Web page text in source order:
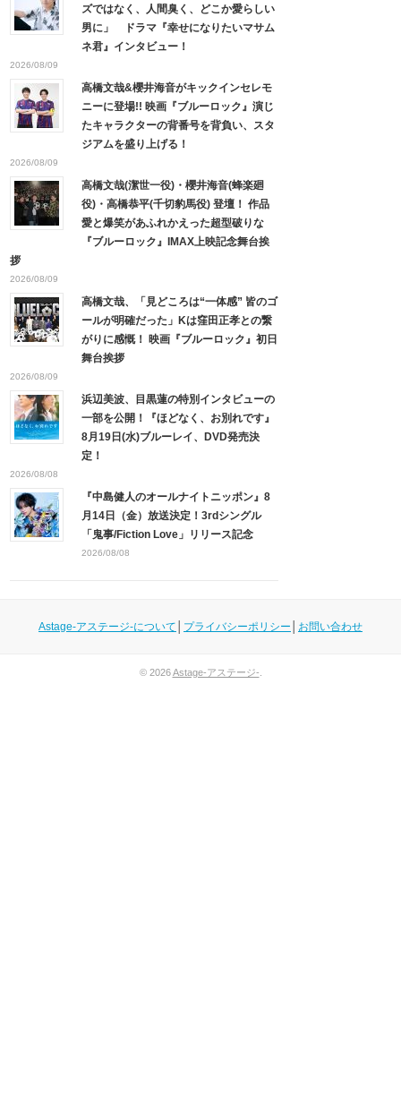
ズではなく、人間臭く、どこか愛らしい
男に」 ドラマ『幸せになりたいマサム
ネ君』インタビュー！
2026/08/09
高橋文哉&櫻井海音がキックインセレモ
ニーに登場!! 映画『ブルーロック』演じ
たキャラクターの背番号を背負い、スタ
ジアムを盛り上げる！
2026/08/09
高橋文哉(潔世一役)・櫻井海音(蜂楽廻
役)・高橋恭平(千切豹馬役) 登壇！ 作品
愛と爆笑があふれかえった超型破りな
『ブルーロック』IMAX上映記念舞台挨
拶
2026/08/09
高橋文哉、「見どころは“一体感” 皆のゴ
ールが明確だった」Kは窪田正孝との繋
がりに感慨！ 映画『ブルーロック』初日
舞台挨拶
2026/08/09
浜辺美波、目黒蓮の特別インタビューの
一部を公開！『ほどなく、お別れです』
8月19日(水)ブルーレイ、DVD発売決
定！
2026/08/08
『中島健人のオールナイトニッポン』8
月14日（金）放送決定！3rdシングル
「鬼事/Fiction Love」リリース記念
2026/08/08
Astage-アステージ-について プライバシーポリシー お問い合わせ
© 2026Astage-アステージ-